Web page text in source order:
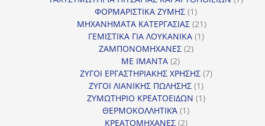
ΦΟΡΜΑΡΙΣΤΙΚΑ ΖΥΜΗΣ 11
προϊόν
ΜΗΧΑΝΗΜΑΤΑ ΚΑΤΕΡΓΑΣΙΑΣ 2121
προϊόντα
ΓΕΜΙΣΤΙΚΑ ΓΙΑ ΛΟΥΚΑΝΙΚΑ 11
ΖΑΜΠΟΝΟΜΗΧΑΝΕΣ 22
ΜΕ ΙΜΑΝΤΑ 22
προϊόντα
ΖΥΓΟΙ ΕΡΓΑΣΤΗΡΙΑΚΗΣ ΧΡΗΣΗΣ 77
ΖΥΓΟΙ ΛΙΑΝΙΚΗΣ ΠΩΛΗΣΗΣ 11
προϊόν
ΖΥΜΩΤΗΡΙΟ ΚΡΕΑΤΟΕΙΔΩΝ 11
ΘΕΡΜΟΚΟΛΛΗΤΙΚΆ 11
προϊόν
ΚΡΕΑΤΟΜΗΧΑΝΕΣ 22